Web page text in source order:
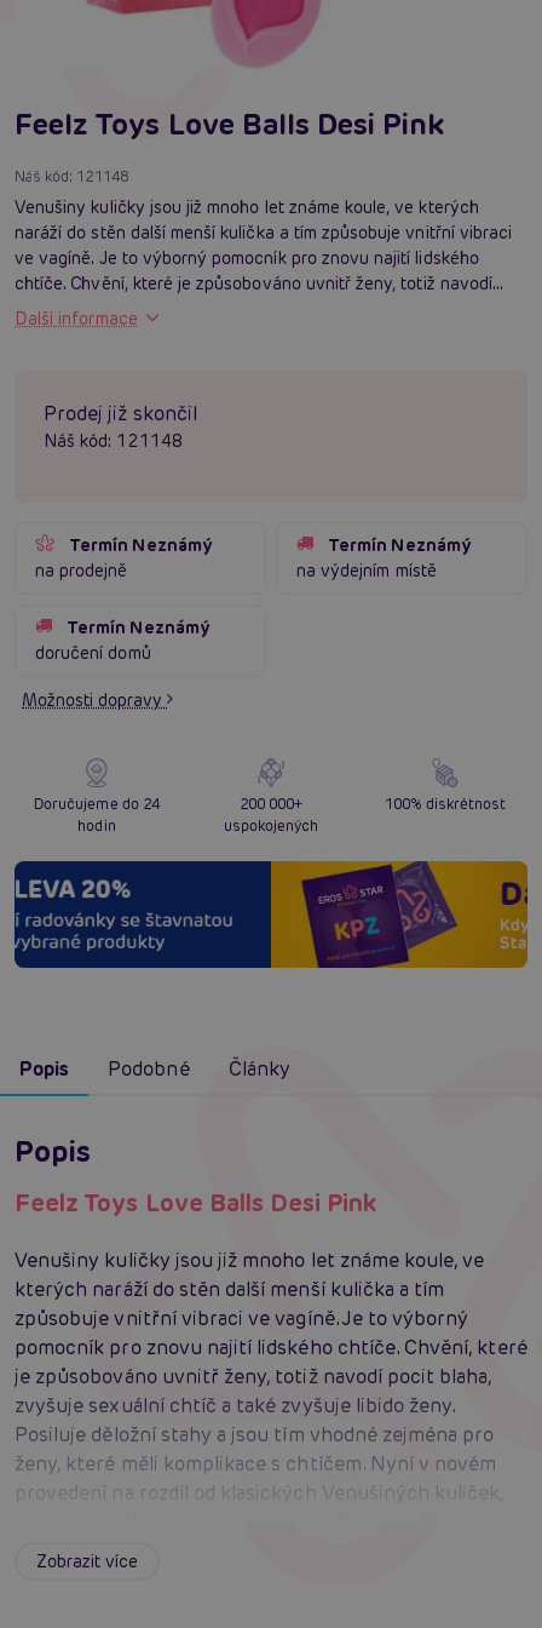
Feelz Toys Love Balls Desi Pink
Náš kód: 121148
Venušiny kuličky jsou již mnoho let známe koule, ve kterých
naráží do stěn další menší kulička a tím způsobuje vnitřní vibraci
ve vagíně. Je to výborný pomocník pro znovu najití lidského
chtíče. Chvění, které je způsobováno uvnitř ženy, totiž navodí...
Další informace
Prodej již skončil
Náš kód: 121148
Termín Neznámý
na prodejně
Termín Neznámý
na výdejním místě
Termín Neznámý
doručení domů
Možnosti dopravy
Doručujeme do 24
hodin
200 000+
uspokojených
100% diskrétnost
Popis Podobné Články
Popis
Feelz Toys Love Balls Desi Pink
Venušiny kuličky jsou již mnoho let známe koule, ve
kterých naráží do stěn další menší kulička a tím
způsobuje vnitřní vibraci ve vagíně. Je to výborný
pomocník pro znovu najití lidského chtíče. Chvění, které
je způsobováno uvnitř ženy, totiž navodí pocit blaha,
zvyšuje sexuální chtíč a také zvyšuje libido ženy.
Posiluje děložní stahy a jsou tím vhodné zejména pro
ženy, které měli komplikace s chtíčem. Nyní v novém
provedení na rozdíl od klasických Venušiných kuliček,
výborné, žádné bakterie po umytí nezůstávají v
Zobrazit více